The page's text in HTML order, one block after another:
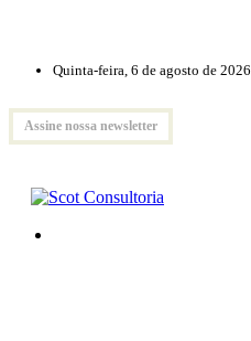
Quinta-feira, 6 de agosto de 2026
Assine nossa newsletter